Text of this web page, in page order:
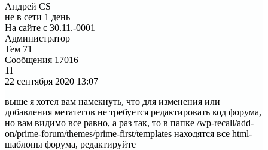
Андрей CS
не в сети 1 день
На сайте с 30.11.-0001
Администратор
Тем 71
Сообщения 17016
11
22 сентября 2020 13:07
выше я хотел вам намекнуть, что для изменения или
добавления метатегов не требуется редактировать код форума,
но вам видимо все равно, а раз так, то в папке /wp-recall/add-
on/prime-forum/themes/prime-first/templates находятся все html-
шаблоны форума, редактируйте